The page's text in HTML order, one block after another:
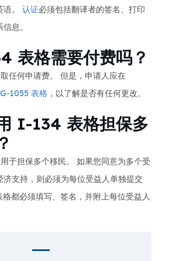
。 认证必须包括翻译者的签名、打印
息。
表格需要付费吗？
任何申请费。 但是，申请人应在
G-1055 表格 ，以了解是否有任何更改。
I-134 表格担保多
于担保多个移民。 如果您同意为多个受
济支持，则必须为每位受益人单独提交
都必须填写、签名，并附上每位受益人